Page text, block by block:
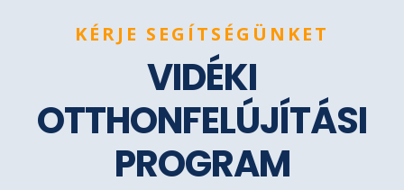
KÉRJE SEGÍTSÉGÜNKET
VIDÉKI
OTTHONFELÚJÍTÁSI
PROGRAM